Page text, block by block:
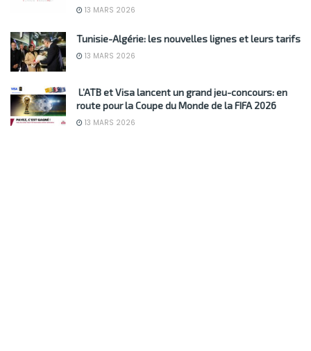
13 MARS 2026
Tunisie-Algérie: les nouvelles lignes et leurs tarifs
13 MARS 2026
L’ATB et Visa lancent un grand jeu-concours: en
route pour la Coupe du Monde de la FIFA 2026
13 MARS 2026